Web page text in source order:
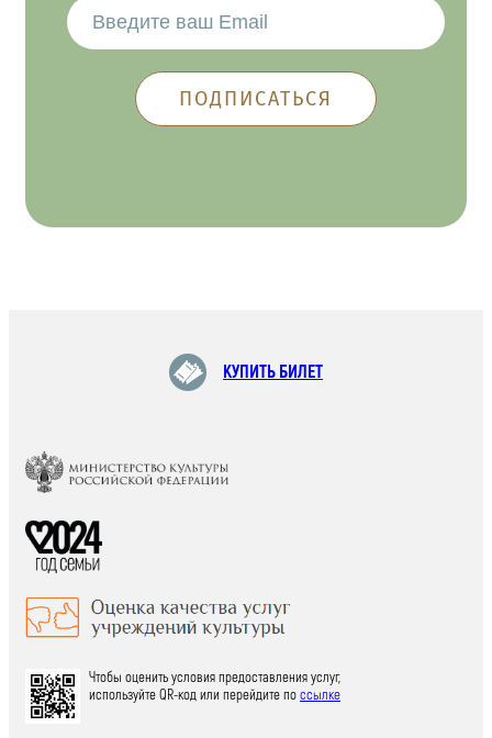
КУПИТЬ БИЛЕТ
Чтобы оценить условия предоставления услуг,
используйте QR-код или перейдите поссылке